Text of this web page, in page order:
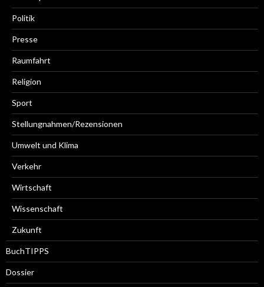
Politik
Presse
Raumfahrt
Religion
Sport
Stellungnahmen/Rezensionen
Umwelt und Klima
Verkehr
Wirtschaft
Wissenschaft
Zukunft
BuchTIPPS
Dossier